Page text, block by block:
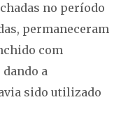
no período
permaneceram
com
a
sido utilizado